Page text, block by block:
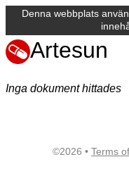
Denna webbplats
Artesun
Inga dokument hittades
©2026 • Terms